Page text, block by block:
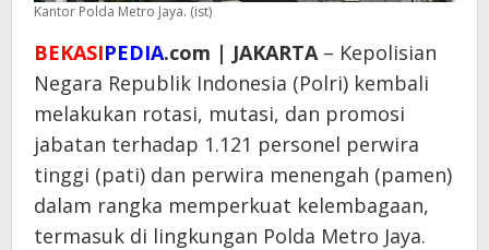
Kantor Polda Metro Jaya. (ist)
BEKASIPEDIA.com | JAKARTA– Kepolisian
Negara Republik Indonesia (Polri) kembali
melakukan rotasi, mutasi, dan promosi
jabatan terhadap 1.121 personel perwira
tinggi (pati) dan perwira menengah (pamen)
dalam rangka memperkuat kelembagaan,
termasuk di lingkungan Polda Metro Jaya.